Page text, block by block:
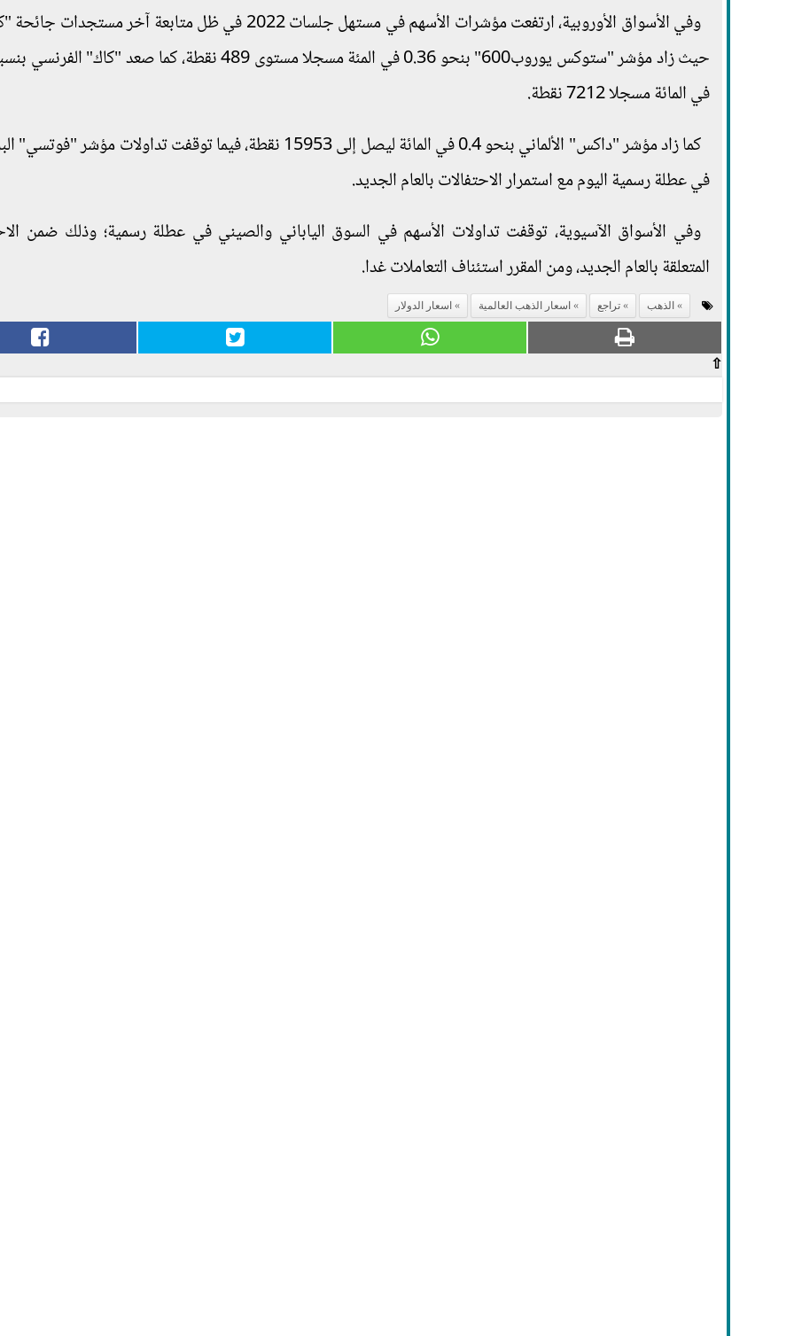
وفي الأسواق الأوروبية، ارتفعت مؤشرات الأسهم في مستهل جلسات 2022 في ظل متابعة آخر
في المائة مسجلا 7212 نقطة.
كما زاد مؤشر "داكس" الألماني بنحو 0.4 في المائة ليصل إلى 15953 نقطة، فيما توقفت تداولات مؤشر
في عطلة رسمية اليوم مع استمرار الاحتفالات بالعام الجديد.
وفي الأسواق الآسيوية، توقفت تداولات الأسهم في السوق الياباني والصيني في عطلة رسمية؛ وذلك ضمن
المتعلقة بالعام الجديد، ومن المقرر استئناف التعاملات غدا.
الذهب تراجع اسعار الذهب العالمية اسعار الدولار
⇧